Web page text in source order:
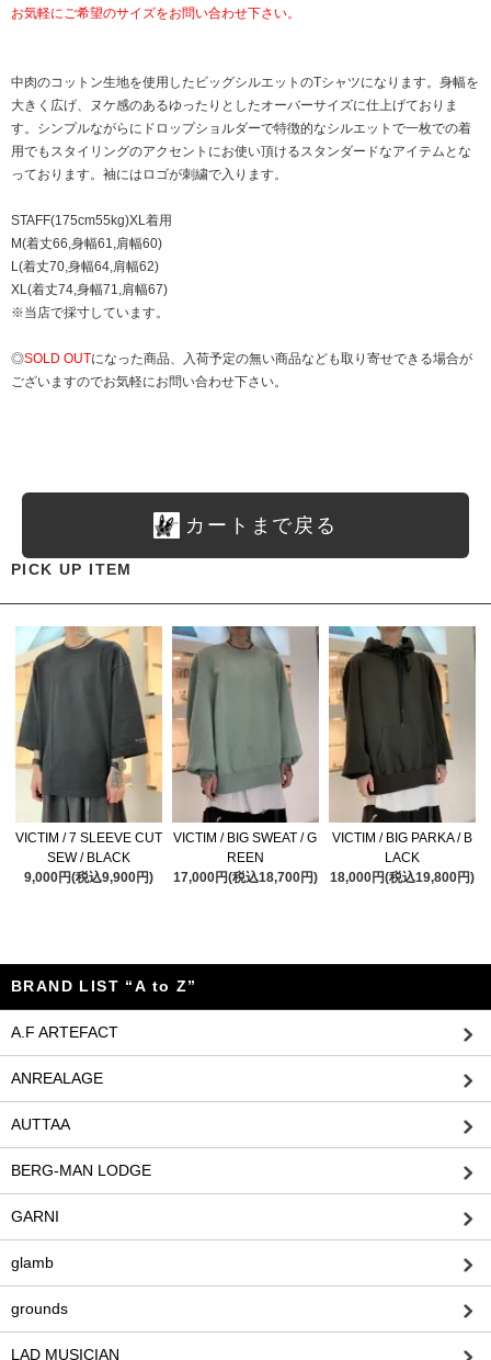
お気軽にご希望のサイズをお問い合わせ下さい。
中肉のコットン生地を使用したビッグシルエットのTシャツになります。身幅を
大きく広げ、ヌケ感のあるゆったりとしたオーバーサイズに仕上げておりま
す。シンプルながらにドロップショルダーで特徴的なシルエットで一枚での着
用でもスタイリングのアクセントにお使い頂けるスタンダードなアイテムとな
っております。袖にはロゴが刺繍で入ります。
STAFF(175cm55kg)XL着用
M(着丈66,身幅61,肩幅60)
L(着丈70,身幅64,肩幅62)
XL(着丈74,身幅71,肩幅67)
※当店で採寸しています。
◎SOLD OUTになった商品、入荷予定の無い商品なども取り寄せできる場合が
ございますのでお気軽にお問い合わせ下さい。
カートまで戻る
PICK UP ITEM
VICTIM / 7 SLEEVE CUT
SEW / BLACK
9,000円(税込9,900円)
VICTIM / BIG SWEAT / G
REEN
17,000円(税込18,700円)
VICTIM / BIG PARKA / B
LACK
18,000円(税込19,800円)
BRAND LIST “A to Z”
A.F ARTEFACT
ANREALAGE
AUTTAA
BERG-MAN LODGE
GARNI
glamb
grounds
LAD MUSICIAN